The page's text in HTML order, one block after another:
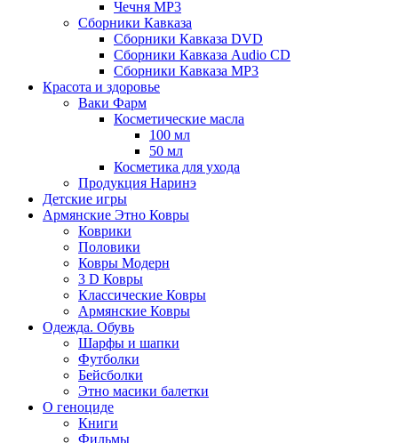
Чечня MP3
Сборники Кавказа
Сборники Кавказа DVD
Сборники Кавказа Audio CD
Сборники Кавказа MP3
Красота и здоровье
Ваки Фарм
Косметические масла
100 мл
50 мл
Косметика для ухода
Продукция Наринэ
Детские игры
Армянские Этно Ковры
Коврики
Половики
Ковры Модерн
3 D Ковры
Классические Ковры
Армянские Ковры
Одежда. Обувь
Шарфы и шапки
Футболки
Бейсболки
Этно масики балетки
О геноциде
Книги
Фильмы